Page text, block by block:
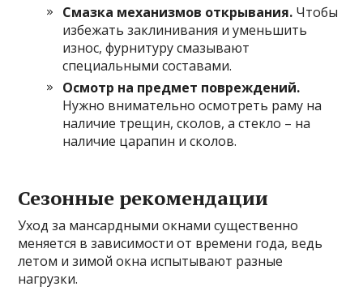
Смазка механизмов открывания. Чтобы
избежать заклинивания и уменьшить
износ, фурнитуру смазывают
специальными составами.
Осмотр на предмет повреждений.
Нужно внимательно осмотреть раму на
наличие трещин, сколов, а стекло – на
наличие царапин и сколов.
Сезонные рекомендации
Уход за мансардными окнами существенно
меняется в зависимости от времени года, ведь
летом и зимой окна испытывают разные
нагрузки.